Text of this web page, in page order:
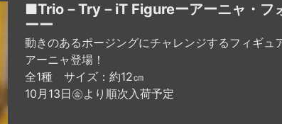
■Trio－Try－iT Figureーアーニャ・フ
ーー
動きのあるポージングにチャレンジするフィギュ
アーニャ登場！
全1種 サイズ：約12㎝
10月13日㊎より順次入荷予定